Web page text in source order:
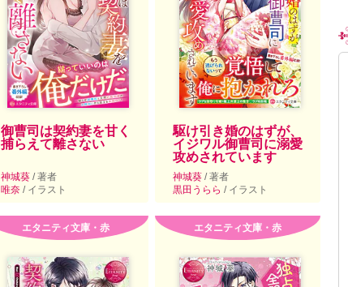
御曹司は契約妻を甘く
捕らえて離さない
神城葵 / 著者
唯奈 / イラスト
駆け引き婚のはずが、
イジワル御曹司に溺愛
攻めされています
神城葵 / 著者
黒田うらら / イラスト
エタニティ文庫・赤 エタニティ文庫・赤